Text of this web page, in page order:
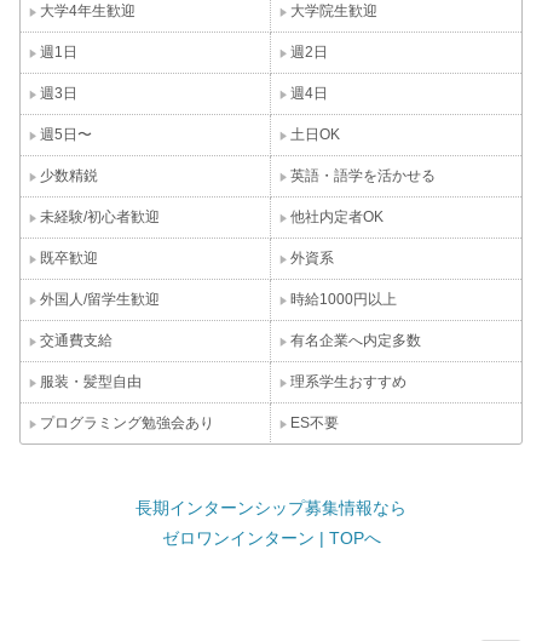
大学4年生歓迎 大学院生歓迎
週1日 週2日
週3日 週4日
週5日〜 土日OK
少数精鋭 英語・語学を活かせる
未経験/初心者歓迎 他社内定者OK
既卒歓迎 外資系
外国人/留学生歓迎 時給1000円以上
交通費支給 有名企業へ内定多数
服装・髪型自由 理系学生おすすめ
プログラミング勉強会あり ES不要
長期インターンシップ募集情報なら
ゼロワンインターン | TOPへ